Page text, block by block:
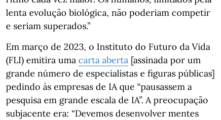
lenta evolução biológica, não poderiam competir
e seriam superados.”
Em março de 2023, o Instituto do Futuro da Vida
(FLI) emitira uma carta aberta [assinada por um
grande número de especialistas e figuras públicas]
pedindo às empresas de IA que “pausassem a
pesquisa em grande escala de IA”. A preocupação
subjacente era: “Devemos desenvolver mentes